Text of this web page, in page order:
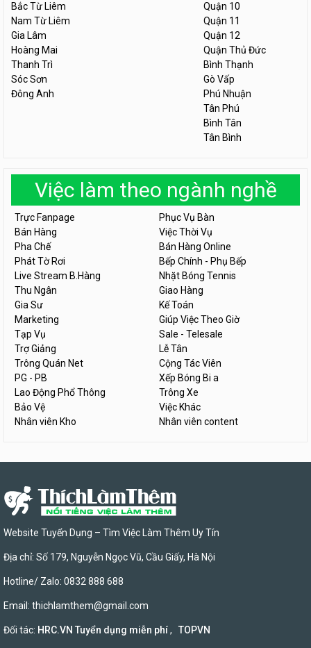
Bắc Từ Liêm
Nam Từ Liêm
Gia Lâm
Hoàng Mai
Thanh Trì
Sóc Sơn
Đông Anh
Quận 10
Quận 11
Quận 12
Quận Thủ Đức
Bình Thạnh
Gò Vấp
Phú Nhuận
Tân Phú
Bình Tân
Tân Bình
Việc làm theo ngành nghề
Trực Fanpage
Phục Vụ Bàn
Bán Hàng
Việc Thời Vụ
Pha Chế
Bán Hàng Online
Phát Tờ Rơi
Bếp Chính - Phụ Bếp
Live Stream B.Hàng
Nhặt Bóng Tennis
Thu Ngân
Giao Hàng
Gia Sư
Kế Toán
Marketing
Giúp Việc Theo Giờ
Tạp Vụ
Sale - Telesale
Trợ Giảng
Lễ Tân
Trông Quán Net
Cộng Tác Viên
PG - PB
Xếp Bóng Bi a
Lao Động Phổ Thông
Trông Xe
Bảo Vệ
Việc Khác
Nhân viên Kho
Nhân viên content
Website Tuyển Dụng – Tìm Việc Làm Thêm Uy Tín
Địa chỉ: Số 179, Nguyễn Ngọc Vũ, Cầu Giấy, Hà Nội
Hotline/ Zalo: 0832 888 688
Email: thichlamthem@gmail.com
Đối tác: HRC.VN Tuyển dụng miễn phí, TOPVN